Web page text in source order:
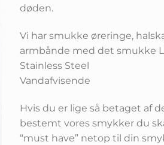
døden.
Vi har smukke øreringe,
armbånde med det smukke
Stainless Steel
Vandafvisende
Hvis du er lige så betaget af
bestemt vores smykker du
“must have” netop til din